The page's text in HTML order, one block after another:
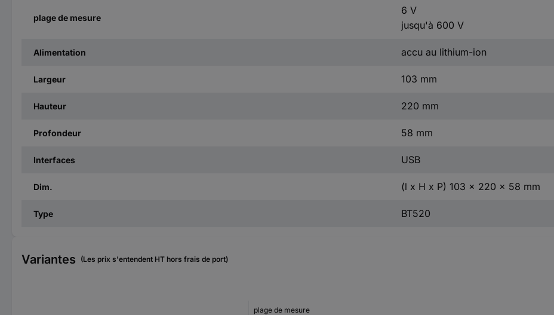
plage de mesure
6 V
jusqu'à 600 V
Alimentation accu au lithium-ion
Largeur 103 mm
Hauteur 220 mm
Profondeur 58 mm
Interfaces USB
Dim. (l x H x P) 103 x 220 x 58 mm
Type BT520
Variantes (Les prix s'entendent HT hors frais de port)
plage de mesure